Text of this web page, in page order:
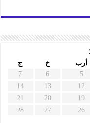
أرب خ
ج
5
6
7
12
13
14
19
20
21
26
27
28